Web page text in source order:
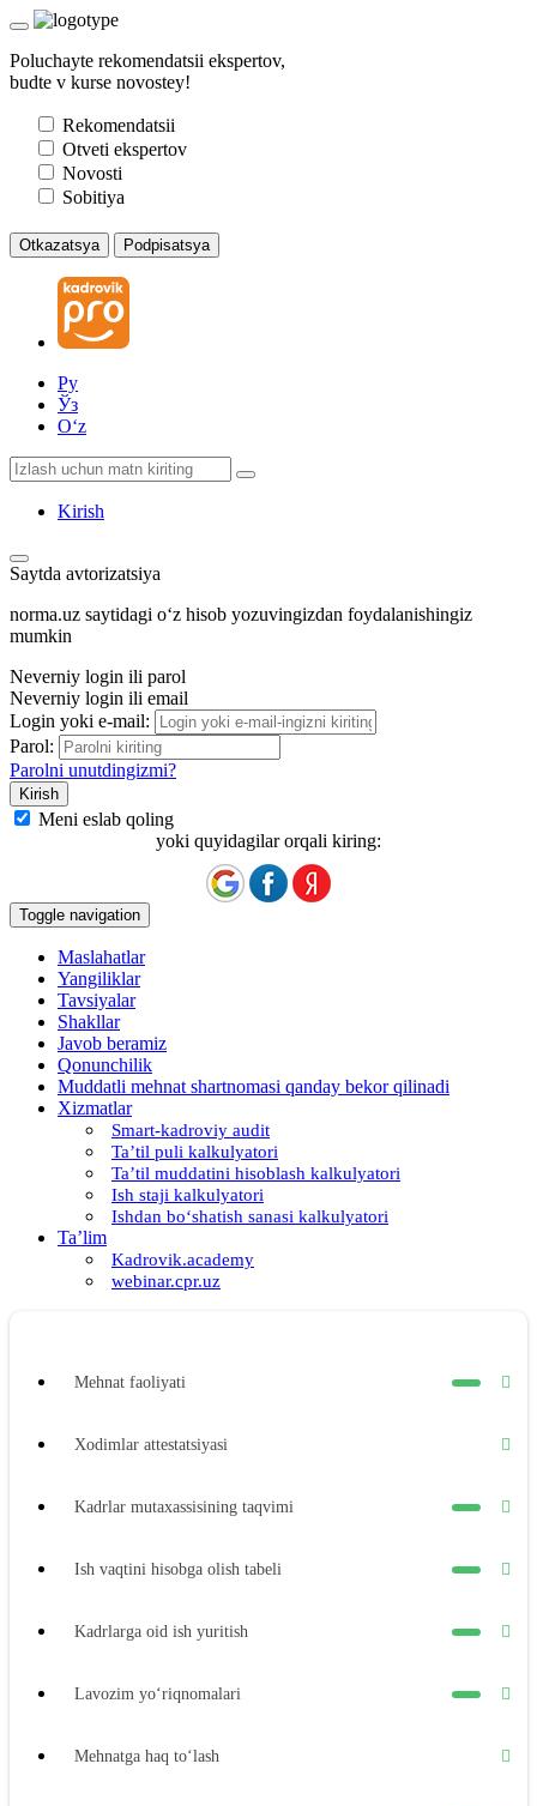
Poluchayte rekomendatsii ekspertov,
budte v kurse novostey!
Rekomendatsii
Otveti ekspertov
Novosti
Sobitiya
Otkazatsya Podpisatsya
Ру
Ўз
Oʻz
Kirish
Saytda avtorizatsiya
norma.uz saytidagi oʻz hisob yozuvingizdan foydalanishingiz
mumkin
Neverniy login ili parol
Neverniy login ili email
Login yoki e-mail:
Parol:
Parolni unutdingizmi?
Meni eslab qoling
yoki quyidagilar orqali kiring:
Toggle navigation
Maslahatlar
Yangiliklar
Tavsiyalar
Shakllar
Javob beramiz
Qonunchilik
Muddatli mehnat shartnomasi qanday bekor qilinadi
Xizmatlar
Smart-kadroviy audit
Ta’til puli kalkulyatori
Ta’til muddatini hisoblash kalkulyatori
Ish staji kalkulyatori
Ishdan boʻshatish sanasi kalkulyatori
Ta’lim
Kadrovik.academy
webinar.cpr.uz
Mehnat faoliyati
Xodimlar attestatsiyasi
Kadrlar mutaхassisining taqvimi
Ish vaqtini hisobga olish tabeli
Kadrlarga oid ish yuritish
Lavozim yoʻriqnomalari
Mehnatga haq toʻlash